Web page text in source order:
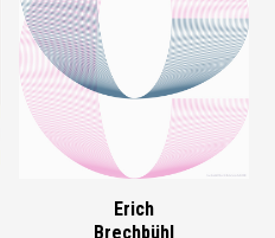
Erich
Brechbühl